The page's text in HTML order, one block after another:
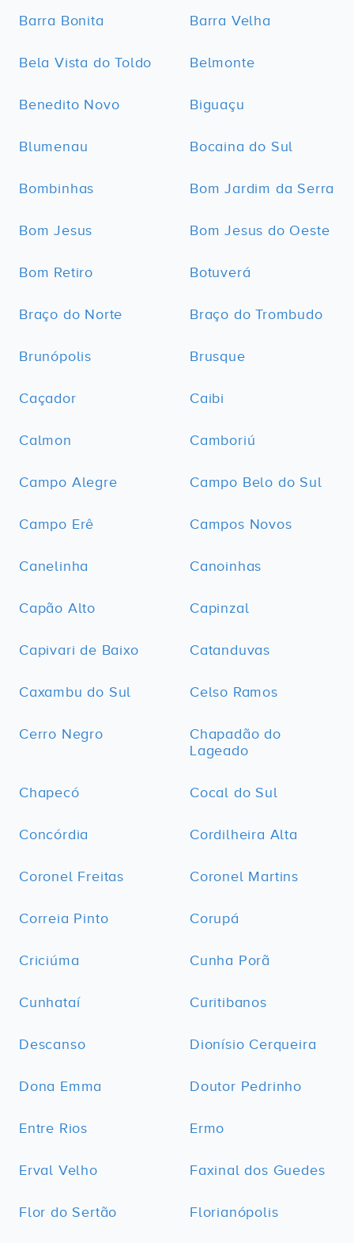
Barra Bonita Barra Velha
Bela Vista do Toldo Belmonte
Benedito Novo Biguaçu
Blumenau Bocaina do Sul
Bombinhas Bom Jardim da Serra
Bom Jesus Bom Jesus do Oeste
Bom Retiro Botuverá
Braço do Norte Braço do Trombudo
Brunópolis Brusque
Caçador Caibi
Calmon Camboriú
Campo Alegre Campo Belo do Sul
Campo Erê Campos Novos
Canelinha Canoinhas
Capão Alto Capinzal
Capivari de Baixo Catanduvas
Caxambu do Sul Celso Ramos
Cerro Negro
Chapadão do
Lageado
Chapecó Cocal do Sul
Concórdia Cordilheira Alta
Coronel Freitas Coronel Martins
Correia Pinto Corupá
Criciúma Cunha Porã
Cunhataí Curitibanos
Descanso Dionísio Cerqueira
Dona Emma Doutor Pedrinho
Entre Rios Ermo
Erval Velho Faxinal dos Guedes
Flor do Sertão Florianópolis